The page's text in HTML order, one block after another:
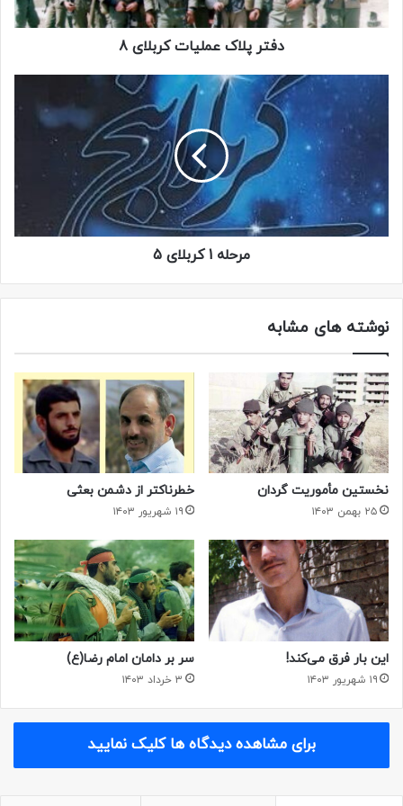
ناقص هستند، خودشان نواقص آنها را رفع کنند.
جناب سرهنگ هم دیگر نیامد.
یکی از بچه ها، بدون اجازه، یک اسلحه کلاش را تک زده بود! برده
بود در یک ساختمان دیگر و مشغول ور رفتن با آن سلاح شده بود
که از شانس بدش، کلاشی را که برداشته بود، جزو خرابی‌‌ها بود و
گلنگدن آن قفل کرده بود. ما در حال تحویل سلاح‌‌ها بودیم که
یکدفعه صدای شلیک تیر، همه را ساکت کرد. سریع به طرف صدا
رفتم. آنجا دو ساختمان با ما فاصله داشت. تمام خانه‌‌ها از حیاط
به هم راه داشتند. سریع خودم را رساندم به اتاقی که در آن
شلیک شده بود. دیدم جوانی گلوله از لای پایش رفته از بغل
گردنش زده بیرون. نگو گلوله در لوله زنگ زده بوده و او با پا فشار
آورده که گلنگدن را عقب ببرد، که شلیک می‌شود.
نیروها را بیرون کردم. امدادگر و بعد آمبولانس آمد. اعزامش کردیم
به بیمارستان اندیمشک. از پیش ما که رفت زنده بود و خواهم
گفت که کجا دوباره همدیگر را دیدیم…
بعد از اینکه کار گردان‌های تیپ تمام شد، به یک منطقه بیابانی
که قبلا در آن عملیات شده بود و چندین سنگر داشت رفتیم و
گردان ما در آنجا مستقر شد. سنگر ما نزدیک سنگر آقا مهدی بود.
همیشه برایش چای و یخ می‌گذاشتم و گاهی اگر بود، با هم
صحبت می‌کردیم، اگر هم نبود، معلوم بود رفته شناسایی محور.
وقتی می‌آمد قبل از آنکه غذا و آب بخورد، اول می‌آمد تشکر
می‌کرد.
می گفت: خودت را زحمت نده. من هرچه باشد می‌خورم.
استفاده بکنیم و او که آنقدر تلاش می‌کند بدون غذا باشد.
چند روز مانده به عملیات، یک بار همسفرش شدم. در آن
دفتر پلاک عملیات کربلای 8
مرحله 1 کربلای 5
نوشته های مشابه
نخستین مأموریت گردان
۲۵ بهمن ۱۴۰۳
خطرناکتر از دشمن بعثی
۱۹ شهریور ۱۴۰۳
این بار فرق می‌کند!
۱۹ شهریور ۱۴۰۳
سر بر دامان امام رضا(ع)
۳ خرداد ۱۴۰۳
برای مشاهده دیدگاه ها کلیک نمایید